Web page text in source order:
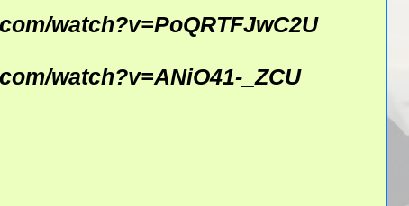
watch?v=PoQRTFJwC2U
watch?v=ANiO41-_ZCU